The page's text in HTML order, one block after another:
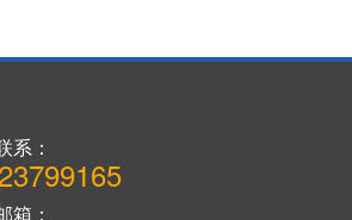
系：
箱：